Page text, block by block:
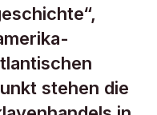
stehen die